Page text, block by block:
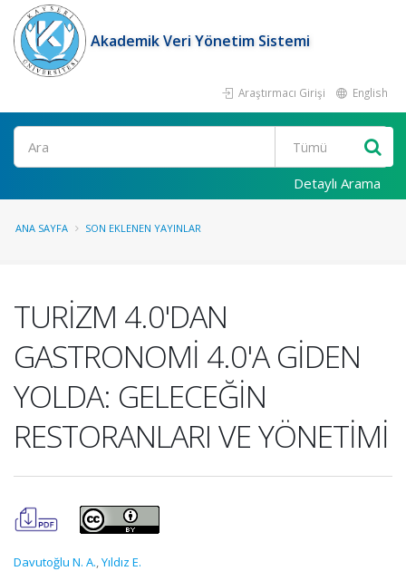
Akademik Veri Yönetim Sistemi
Araştırmacı Girişi English
Ara
Detaylı Arama
ANA SAYFA SON EKLENEN YAYINLAR
TURİZM 4.0'DAN
GASTRONOMİ 4.0'A GİDEN
YOLDA: GELECEĞİN
RESTORANLARI VE YÖNETİMİ
Davutoğlu N. A.,Yıldız E.